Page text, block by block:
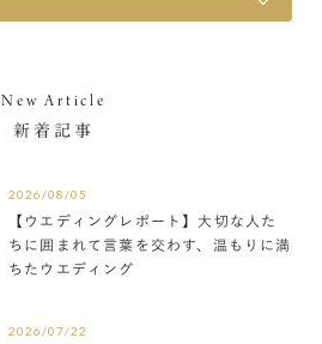
New Article
新着記事
2026/08/05
【ウエディングレポート】大切な人た
ちに囲まれて言葉を交わす、温もりに満
ちたウエディング
2026/07/22